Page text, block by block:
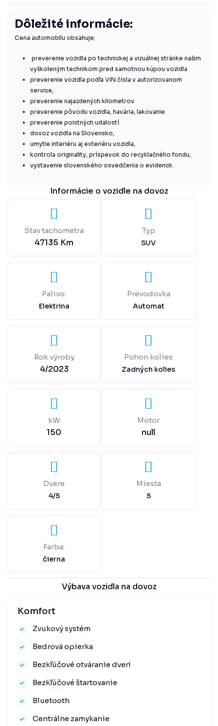
Dôležité informácie:
Cena automobilu obsahuje:
preverenie vozidla po technickej a vizuálnej stránke našim
vyškoleným technikom pred samotnou kúpou vozidla
preverenie vozidla podľa VIN čísla v autorizovanom
servise,
preverenie najazdených kilometrov
preverenie pôvodu vozidla, havária, lakovanie
preverenie poistných udalostí
dovoz vozidla na Slovensko,
umytie interiéru aj exteriéru vozidla,
kontrola originality, príspevok do recyklačného fondu,
vystavenie slovenského osvedčenia o evidencii.
Informácie o vozidle na dovoz
Stav tachometra
47135 Km
Palivo:
Elektrina
Rok výroby
4/2023
kW
150
Dvere
4/5
Farba:
čierna
Typ
SUV
Prevodovka
Automat
Pohon kolies
Zadných kolies
Motor
null
Miesta
5
Výbava vozidla na dovoz
Komfort
Zvukový systém
Bedrová opierka
Bezkľúčové otváranie dverí
Bezkľúčové štartovanie
Bluetooth
Centrálne zamykanie